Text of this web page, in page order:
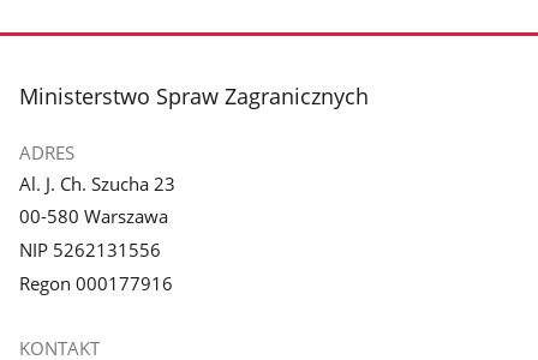
stopka
Ministerstwo Spraw Zagranicznych
ADRES
Al. J. Ch. Szucha 23
00-580 Warszawa
NIP 5262131556
Regon 000177916
KONTAKT